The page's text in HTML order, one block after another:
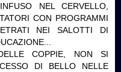
NEL CERVELLO,
CON PROGRAMMI
NEI SALOTTI DI
COPPIE, NON SI
DI BELLO NELLE